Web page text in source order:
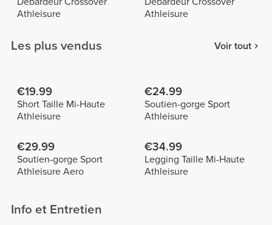
Athleisure
Athleisure
Les plus vendus Voir tout
€19.99
Short Taille Mi-Haute
Athleisure
€24.99
Soutien-gorge Sport
Athleisure
€29.99
Soutien-gorge Sport
Athleisure Aero
€34.99
Legging Taille Mi-Haute
Athleisure
Info et Entretien